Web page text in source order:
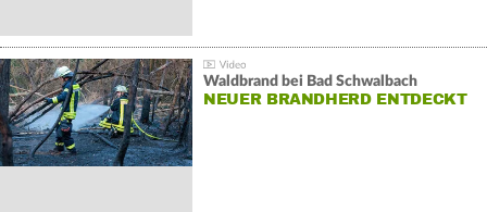
Waldbrand bei Bad Schwalbach
NEUER BRANDHERD ENTDECKT